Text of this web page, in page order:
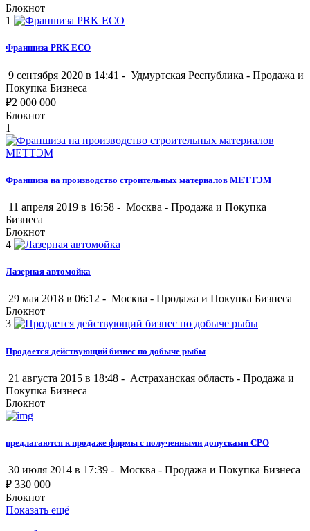
Блокнот
1
Франшиза PRK ECO
9 сентября 2020 в 14:41 - Удмуртская Республика - Продажа и
Покупка Бизнеса
₽2 000 000
Блокнот
1
Франшиза на производство строительных материалов МЕТТЭМ
11 апреля 2019 в 16:58 - Москва - Продажа и Покупка
Бизнеса
Блокнот
4
Лазерная автомойка
29 мая 2018 в 06:12 - Москва - Продажа и Покупка Бизнеса
Блокнот
3
Продается действующий бизнес по добыче рыбы
21 августа 2015 в 18:48 - Астраханская область - Продажа и
Покупка Бизнеса
Блокнот
предлагаются к продаже фирмы с полученными допусками СРО
30 июля 2014 в 17:39 - Москва - Продажа и Покупка Бизнеса
₽ 330 000
Блокнот
Показать ещё